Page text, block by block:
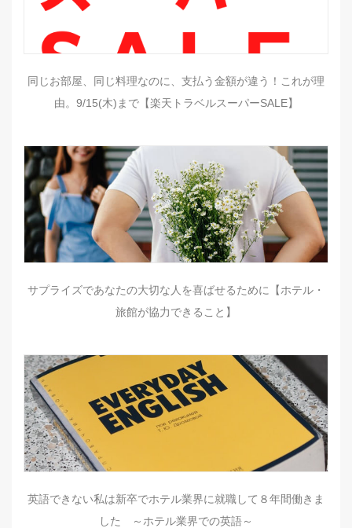
同じお部屋、同じ料理なのに、支払う金額が違う！これが理
由。9/15(木)まで【楽天トラベルスーパーSALE】
サプライズであなたの大切な人を喜ばせるために【ホテル・
旅館が協力できること】
英語できない私は新卒でホテル業界に就職して８年間働きま
した ～ホテル業界での英語～